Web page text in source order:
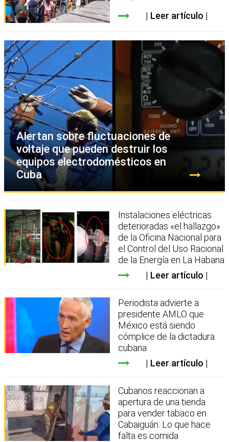
Leer artículo
Alertan sobre fluctuaciones de
voltaje que pueden destruir los
equipos electrodomésticos en
Cuba
Instalaciones eléctricas
deterioradas «el hallazgo»
de la Oficina Nacional para
el Control del Uso Racional
de la Energía en La Habana
Leer artículo
Periodista advierte a
presidente AMLO que
México está siendo
cómplice de la dictadura
cubana
Leer artículo
Cubanos reaccionan a
apertura de una tienda
para vender tabaco en
Cabaiguán: Lo que hace
falta es comida